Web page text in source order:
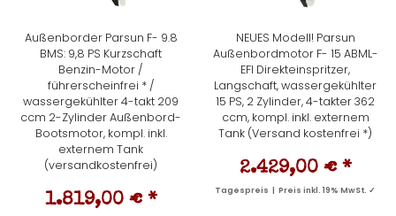
Außenborder Parsun F- 9.8
BMS: 9,8 PS Kurzschaft
Benzin-Motor /
führerscheinfrei * /
wassergekühlter 4-takt 209
ccm 2-Zylinder Außenbord-
Bootsmotor, kompl. inkl.
externem Tank
(versandkostenfrei)
1.819,00 € *
NEUES Modell! Parsun
Außenbordmotor F- 15 ABML-
EFI Direkteinspritzer,
Langschaft, wassergekühlter
15 PS, 2 Zylinder, 4-takter 362
ccm, kompl. inkl. externem
Tank (Versand kostenfrei *)
2.429,00 € *
Tagespreis | Preis inkl. 19% MwSt. ✓